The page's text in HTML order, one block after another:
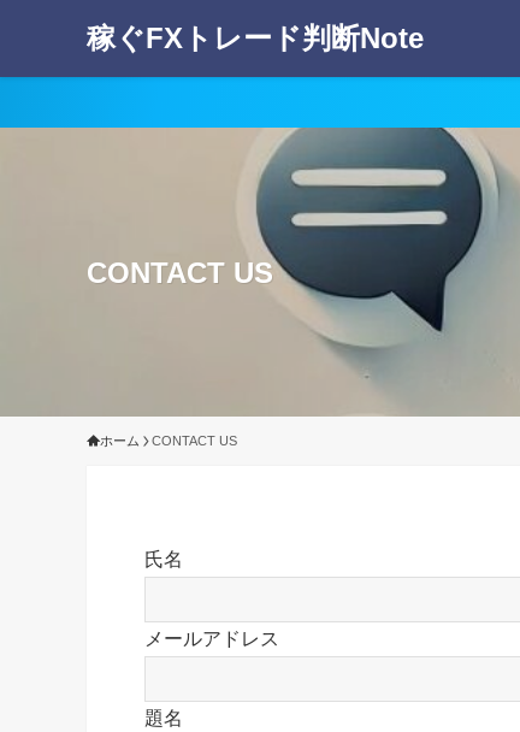
稼ぐFXトレード判断Note
CONTACT US
ホーム CONTACT US
氏名
メールアドレス
題名